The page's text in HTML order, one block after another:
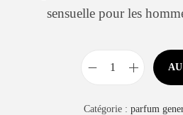
sensuelle pour les
Catégorie : parfum